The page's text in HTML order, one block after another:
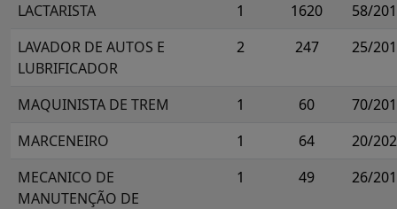
LACTARISTA
1 1620
58/
LAVADOR DE AUTOS E
LUBRIFICADOR
2 247 25/
MAQUINISTA DE TREM 1 60
70/
MARCENEIRO
1 64
20/
MECANICO DE
MANUTENÇÃO DE
1 49 26/